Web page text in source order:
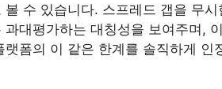
수 있습니다. 스프레드 갭을 무시
대평가하는 대칭성을 보여주며,
폼의 이 같은 한계를 솔직하게 인